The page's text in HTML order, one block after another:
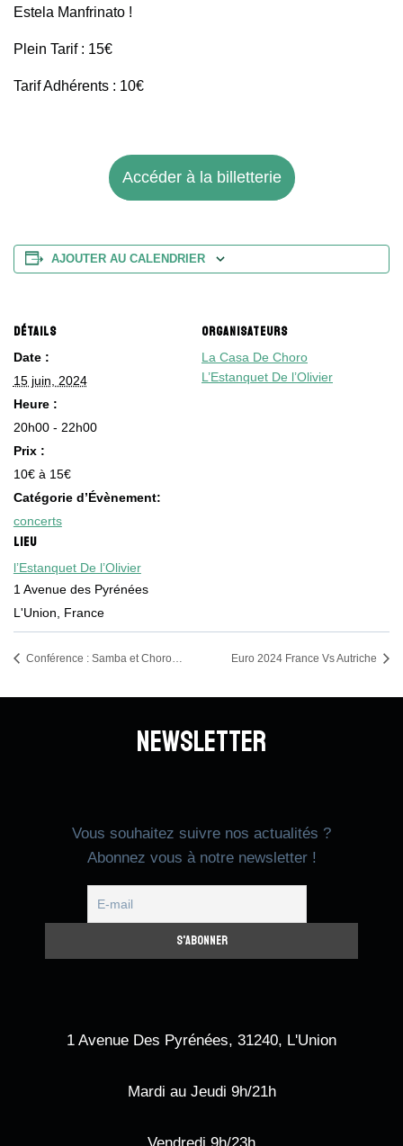
Estela Manfrinato !
Plein Tarif : 15€
Tarif Adhérents : 10€
Accéder à la billetterie
AJOUTER AU CALENDRIER
DÉTAILS
Date :
15 juin, 2024
Heure :
20h00 - 22h00
Prix :
10€ à 15€
Catégorie d’Évènement:
concerts
LIEU
l’Estanquet De l’Olivier
1 Avenue des Pyrénées
L'Union
France
ORGANISATEURS
La Casa De Choro
L’Estanquet De l’Olivier
Conférence : Samba et Choro… Euro 2024 France Vs Autriche
Newsletter
Vous souhaitez suivre nos actualités ?
Abonnez vous à notre newsletter !
1 Avenue Des Pyrénées, 31240, L'Union
Mardi au Jeudi 9h/21h